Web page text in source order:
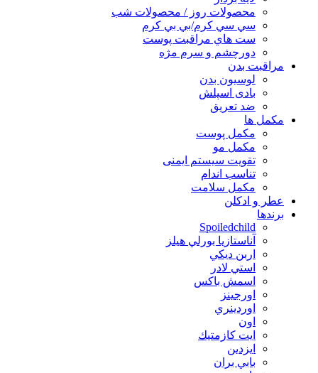
محصولات روز / محصولات شب
سي سي كرم/بي بي كرم
ست هاي مراقبت پوست
دورچشم و سرم مژه
مراقبت بدن
لوسیون بدن
بادی اسپلش
ضد تعریق
مكمل ها
مکمل پوست
مکمل مو
تقویت سیستم ایمنی
تناسب اندام
مکمل سلامت
عطر و ادکلن
برندها
Spoiledchild
آناستازيا بورلي هيلز
اربن ديكي
استي لادر
اسمش باكس
اورجينز
اوردينري
اون
ايت كازمتيك
ايزدين
بابي بران